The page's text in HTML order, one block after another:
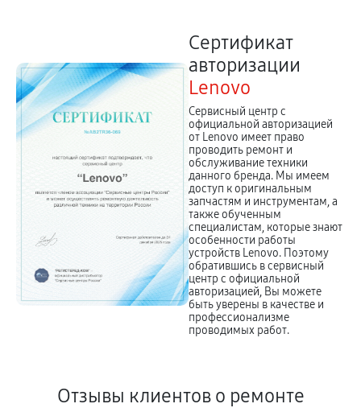
Сертификат
авторизации
Lenovo
Сервисный центр с
официальной авторизацией
от Lenovo имеет право
проводить ремонт и
обслуживание техники
данного бренда. Мы имеем
доступ к оригинальным
запчастям и инструментам, а
также обученным
специалистам, которые знают
особенности работы
устройств Lenovo. Поэтому
обратившись в сервисный
центр с официальной
авторизацией, Вы можете
быть уверены в качестве и
профессионализме
проводимых работ.
Отзывы клиентов о ремонте